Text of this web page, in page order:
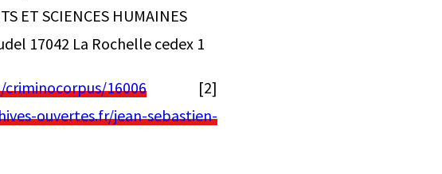
ET SCIENCES HUMAINES
17042 La Rochelle cedex 1
16006[2]
ouvertes.fr/jean-sebastien-